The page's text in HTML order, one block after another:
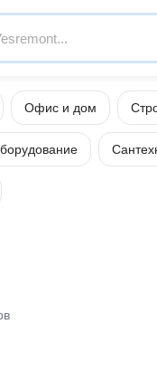
Офис и дом